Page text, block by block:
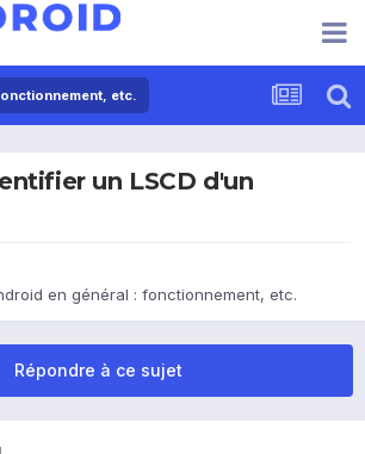
etc.
un LSCD d'un
en général : fonctionnement, etc.
Répondre à ce sujet